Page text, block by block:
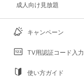
成人向け見放題
キャンペーン
TV用認証コード入力
使い方ガイド